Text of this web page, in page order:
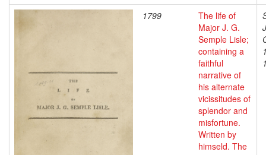
1799
The life of
Major J. G.
Semple Lisle;
containing a
faithful
narrative of
his alternate
vicissitudes of
splendor and
misfortune.
Written by
himseld. The